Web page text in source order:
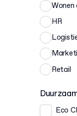
Wonen
HR
Retail
Eco